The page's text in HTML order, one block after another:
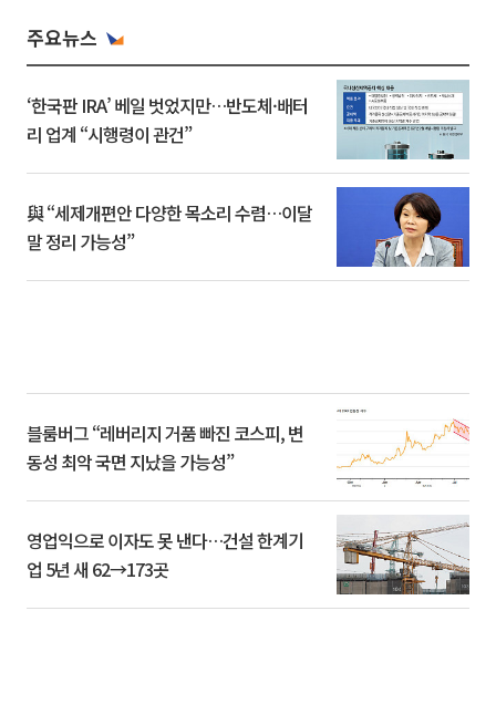
주요뉴스
‘한국판 IRA’ 베일 벗었지만…반도체·배터
리 업계 “시행령이 관건”
與 “세제개편안 다양한 목소리 수렴…이달
말 정리 가능성”
블룸버그 “레버리지 거품 빠진 코스피, 변
동성 최악 국면 지났을 가능성”
영업익으로 이자도 못 낸다…건설 한계기
업 5년 새 62→173곳